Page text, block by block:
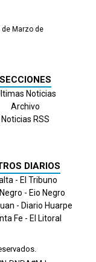
de Marzo de
SECCIONES
Noticias
Archivo
Noticias RSS
DIARIOS
- El Tribuno
- Eio Negro
- Diario Huarpe
Fe - El Litoral